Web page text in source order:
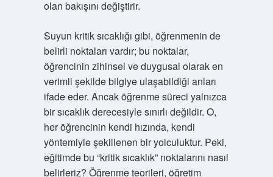
olan bakışını değiştirir.
Suyun kritik sıcaklığı gibi, öğrenmenin de
belirli noktaları vardır; bu noktalar,
öğrencinin zihinsel ve duygusal olarak en
verimli şekilde bilgiye ulaşabildiği anları
ifade eder. Ancak öğrenme süreci yalnızca
bir sıcaklık derecesiyle sınırlı değildir. O,
her öğrencinin kendi hızında, kendi
yöntemiyle şekillenen bir yolculuktur. Peki,
eğitimde bu “kritik sıcaklık” noktalarını nasıl
belirleriz? Öğrenme teorileri, öğretim